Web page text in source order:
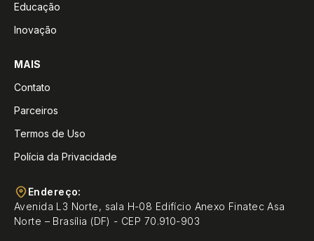
Educação
Inovação
MAIS
Contato
Parceiros
Termos de Uso
Polícia da Privacidade
Endereço:
Avenida L3 Norte, sala H-08 Edifício Anexo Finatec Asa
Norte – Brasília (DF) - CEP 70.910-903